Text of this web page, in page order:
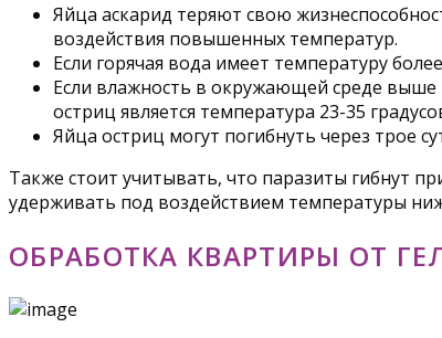
Яйца аскарид теряют свою
воздействия повышенных температур.
Если горячая вода имеет температуру
Если влажность в окружающей среде выше
остриц является температура 23-35
Яйца остриц могут погибнуть через трое
Также стоит учитывать, что паразиты гибнут
удерживать под воздействием температуры
ОБРАБОТКА КВАРТИРЫ ОТ